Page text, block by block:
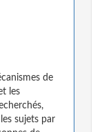
de
les
sujets par